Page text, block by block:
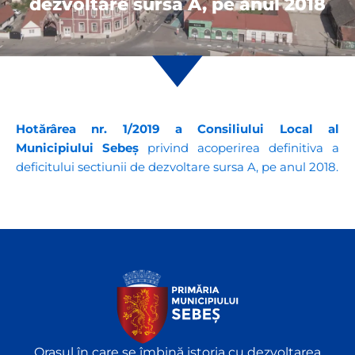
dezvoltare sursa A, pe anul 2018
Hotărârea nr. 1/2019
a Consiliului Local al
Municipiului Sebeș privind acoperirea definitiva a
deficitului sectiunii de dezvoltare sursa A, pe anul 2018.